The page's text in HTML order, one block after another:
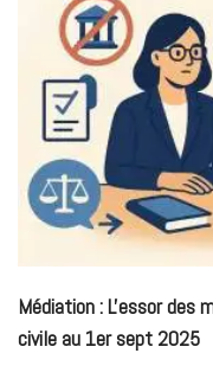
Médiation : L'essor des
civile au 1er sept 2025